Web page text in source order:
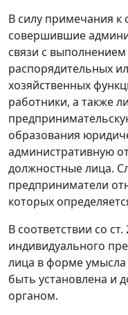
В силу примечания к
совершившие
связи с
распорядительных
хозяйственных
работники, а также
образования
административную
должностные лица.
предприниматели
которых
В соответствии со ст.
индивидуального
лица в форме
быть установлена и
органом.